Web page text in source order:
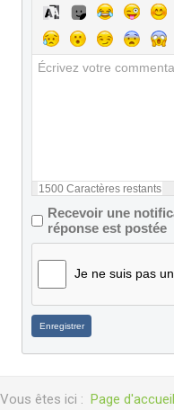
1500 Caractères restants
Recevoir une
réponse est postée
Je ne suis pas
Enregistrer
Vous êtes ici : Page d'accueil